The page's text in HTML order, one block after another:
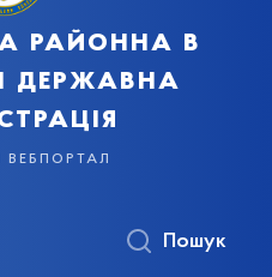
районна в
державна
вебпортал
Пошук